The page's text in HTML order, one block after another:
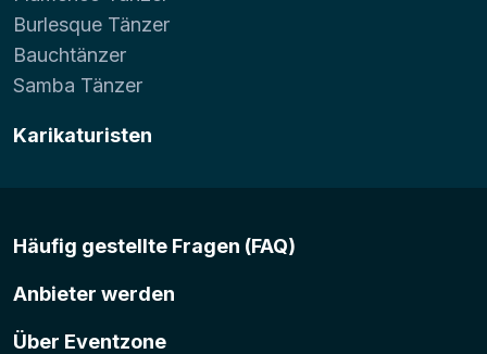
Burlesque Tänzer
Bauchtänzer
Samba Tänzer
Karikaturisten
Häufig gestellte Fragen (FAQ)
Anbieter werden
Über Eventzone